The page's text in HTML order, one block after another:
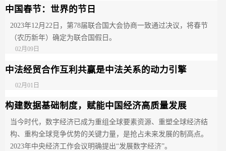
中国春节：世界的节日
2023年12月22日，第78届联合国大会协商一致通过决议，将春节
（农历新年）确定为联合国假日。
02月09日
中法经贸合作互利共赢是中法关系的动力引擎
02月01日
构建数据基础制度，赋能中国经济高质量发展
当今时代，数字经济已成为重组全球要素资源、重塑全球经济结
构、重构全球竞争优势的关键力量，是抢占未来发展的制高点。
2023年中央经济工作会议明确提出“发展数字经济”。